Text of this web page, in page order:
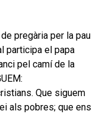
pregària per la pau
participa el papa
pel camí de la
Que siguem
als pobres; que ens